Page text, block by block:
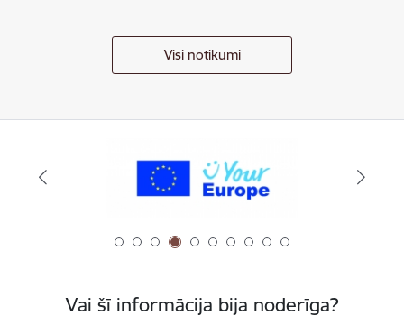
Visi notikumi
Vai šī informācija bija noderīga?